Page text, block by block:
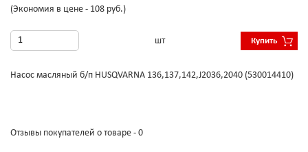
(Экономия в цене - 108 руб.)
шт Купить
Насос масляный б/п HUSQVARNA 136,137,142,J2036,2040 (530014410)
Отзывы покупателей о товаре - 0